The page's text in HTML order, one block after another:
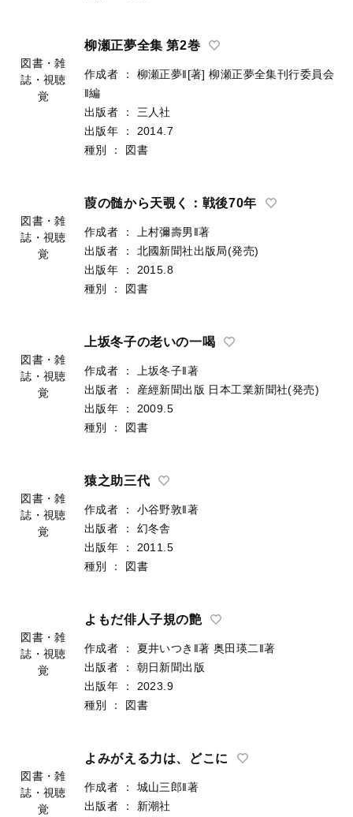
図書・雑
誌・視聴
覚
柳瀬正夢全集 第2巻
作成者 ： 柳瀬正夢‖[著] 柳瀬正夢全集刊行委員会
‖編
出版者
：
三人社
出版年
：
2014.7
種別
： 図書
図書・雑
誌・視聴
覚
葭の髄から天覗く：戦後70年
作成者 ：
上村彌壽男‖著
出版者
：
北國新聞社出版局(発売)
出版年
：
2015.8
種別
： 図書
図書・雑
誌・視聴
覚
上坂冬子の老いの一喝
作成者 ：
上坂冬子‖著
出版者
： 産經新聞出版 日本工業新聞社(発売)
出版年
：
2009.5
種別
： 図書
図書・雑
誌・視聴
覚
猿之助三代
作成者 ：
小谷野敦‖著
出版者
：
幻冬舎
出版年
：
2011.5
種別
： 図書
図書・雑
誌・視聴
覚
よもだ俳人子規の艶
作成者 ： 夏井いつき‖著 奥田瑛二‖著
出版者
：
朝日新聞出版
出版年
：
2023.9
種別
： 図書
図書・雑
誌・視聴
覚
よみがえる力は、どこに
作成者 ：
城山三郎‖著
出版者
：
新潮社